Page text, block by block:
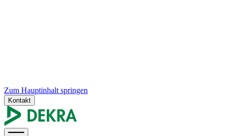
Zum Hauptinhalt springen
Kontakt